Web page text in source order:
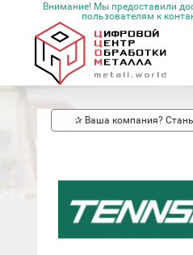
Внимание! Мы предоставили
пользователям к
✰ Ваша компания?